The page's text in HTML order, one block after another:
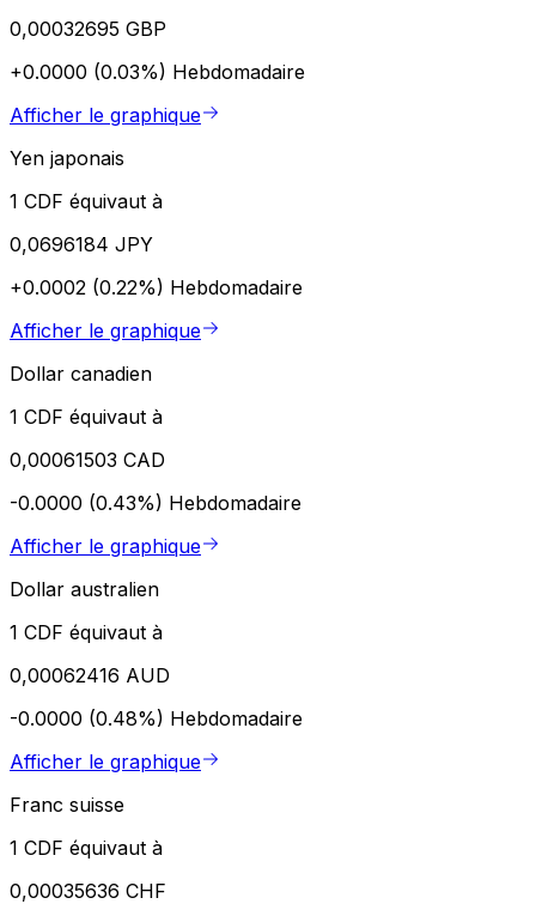
0,00032695 GBP
+0.0000 (0.03%) Hebdomadaire
Afficher le graphique
Yen japonais
1 CDF équivaut à
0,0696184 JPY
+0.0002 (0.22%) Hebdomadaire
Afficher le graphique
Dollar canadien
1 CDF équivaut à
0,00061503 CAD
-0.0000 (0.43%) Hebdomadaire
Afficher le graphique
Dollar australien
1 CDF équivaut à
0,00062416 AUD
-0.0000 (0.48%) Hebdomadaire
Afficher le graphique
Franc suisse
1 CDF équivaut à
0,00035636 CHF